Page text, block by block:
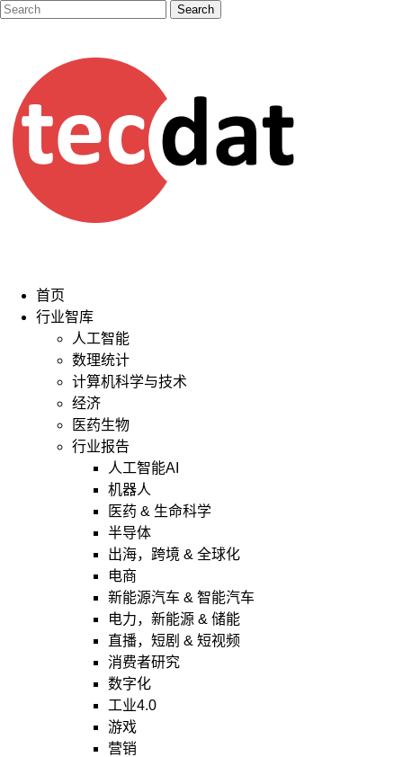
首页
行业智库
人工智能
数理统计
计算机科学与技术
经济
医药生物
行业报告
人工智能AI
机器人
医药 & 生命科学
半导体
出海，跨境 & 全球化
电商
新能源汽车 & 智能汽车
电力，新能源 & 储能
直播，短剧 & 短视频
消费者研究
数字化
工业4.0
游戏
营销